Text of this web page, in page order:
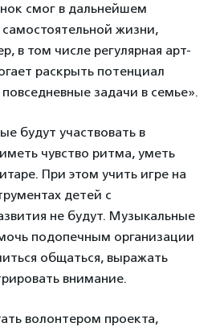
смог в дальнейшем
самостоятельной жизни,
в том числе регулярная арт-
раскрыть потенциал
задачи в семье».
будут участвовать в
чувство ритма, уметь
При этом учить игре на
детей с
не будут. Музыкальные
подопечным организации
общаться, выражать
внимание.
волонтером проекта,